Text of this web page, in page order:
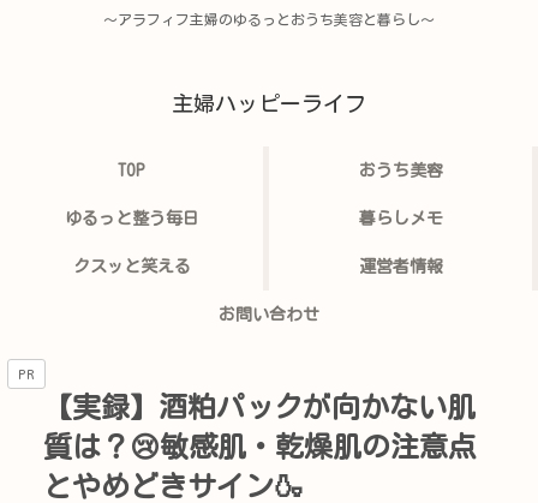
〜アラフィフ主婦のゆるっとおうち美容と暮らし〜
主婦ハッピーライフ
TOP おうち美容
ゆるっと整う毎日 暮らしメモ
クスッと笑える 運営者情報
お問い合わせ
PR
【実録】酒粕パックが向かない肌
質は？😢敏感肌・乾燥肌の注意点
とやめどきサイン🍶